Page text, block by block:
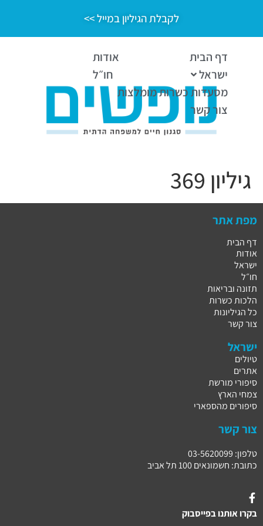
לקבלת הגיליון במייל >>
דף הבית
אודות
ישראל
חו״ל
מסעדות כשרות מומלצות
צור קשר
גיליון 369
מפת אתר
דף הבית
אודות
ישראל
חו״ל
תזונה ובריאות
הלכות כשרות
כל הגיליונות
צור קשר
ישראל
טיולים
אתרים
סיפורי מורשת
צמחי הארץ
סיפורים מהספארי
צור קשר
טלפון: 03-5620099
כתובת: חשמונאים 100 תל אביב
בקרו אותנו בפייסבוק